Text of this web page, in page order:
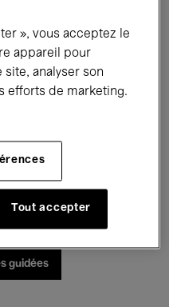
Performances
Jazz
guidées
», vous acceptez le
appareil pour
site, analyser son
efforts de marketing.
Tout accepter